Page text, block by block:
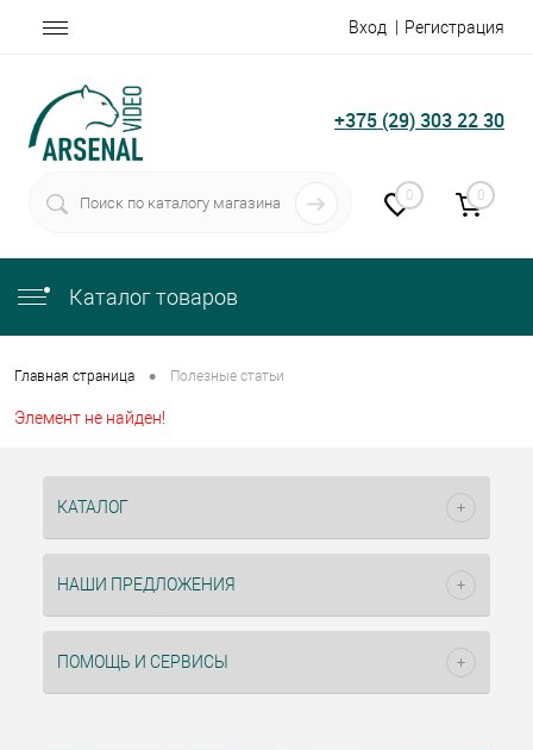
Вход Регистрация
+375 (29) 303 22 30
0 0
Каталог товаров
Главная страница • Полезные статьи
Элемент не найден!
КАТАЛОГ
НАШИ ПРЕДЛОЖЕНИЯ
ПОМОЩЬ И СЕРВИСЫ